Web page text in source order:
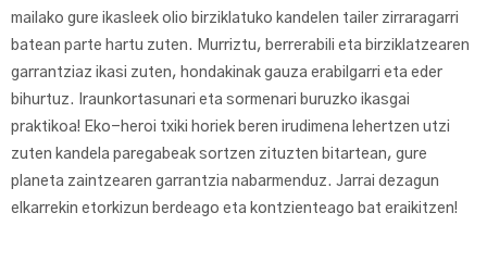
mailako gure ikasleek olio birziklatuko kandelen tailer zirraragarri
batean parte hartu zuten. Murriztu, berrerabili eta birziklatzearen
garrantziaz ikasi zuten, hondakinak gauza erabilgarri eta eder
bihurtuz. Iraunkortasunari eta sormenari buruzko ikasgai
praktikoa! Eko-heroi txiki horiek beren irudimena lehertzen utzi
zuten kandela paregabeak sortzen zituzten bitartean, gure
planeta zaintzearen garrantzia nabarmenduz. Jarrai dezagun
elkarrekin etorkizun berdeago eta kontzienteago bat eraikitzen!